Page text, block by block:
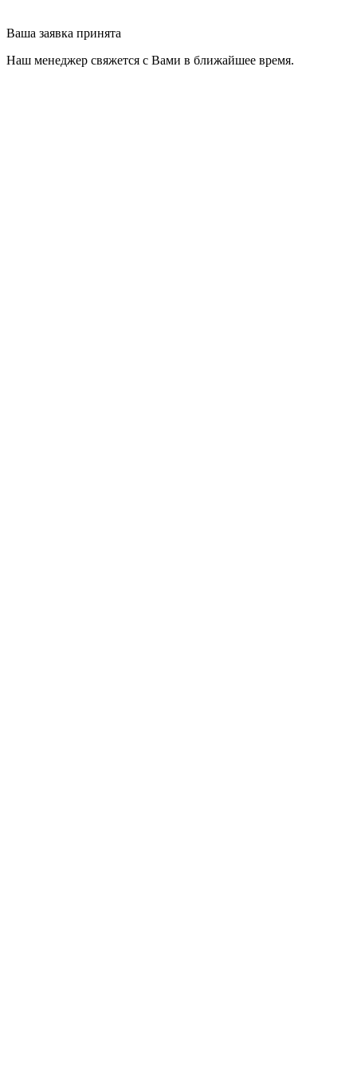
Ваша заявка принята
Наш менеджер свяжется с Вами в ближайшее время.